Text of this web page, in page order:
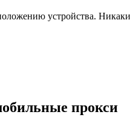
устройства.
прокси